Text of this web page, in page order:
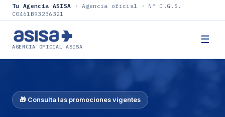
Tu Agencia ASISA · Agencia oficial · Nº D.G.S.
C0461B93236321
AGENCIA OFICIAL ASISA
☰
🎁 Consulta las promociones vigentes